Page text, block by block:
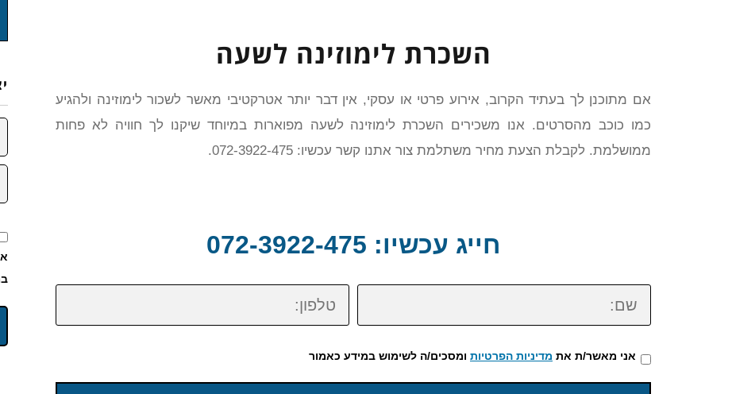
השכרת לימוזינה לשעה
אם מתוכנן לך בעתיד הקרוב, אירוע פרטי או עסקי, אין דבר יותר אטרקטיבי מאשר לשכור לימוזינה ולהגיע
כמו כוכב מהסרטים. אנו משכירים השכרת לימוזינה לשעה מפוארות במיוחד שיקנו לך חוויה לא פחות
ממושלמת. לקבלת הצעת מחיר משתלמת צור אתנו קשר עכשיו: 072-3922-475.
חייג עכשיו: 072-3922-475
שם: טלפון:
אני מאשר/ת את מדיניות הפרטיות ומסכים/ה לשימוש במידע כאמור